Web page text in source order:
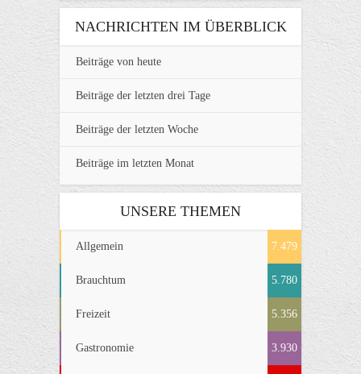
NACHRICHTEN IM ÜBERBLICK
Beiträge von heute
Beiträge der letzten drei Tage
Beiträge der letzten Woche
Beiträge im letzten Monat
UNSERE THEMEN
Allgemein 7.479
Brauchtum 5.780
Freizeit 5.356
Gastronomie 3.930